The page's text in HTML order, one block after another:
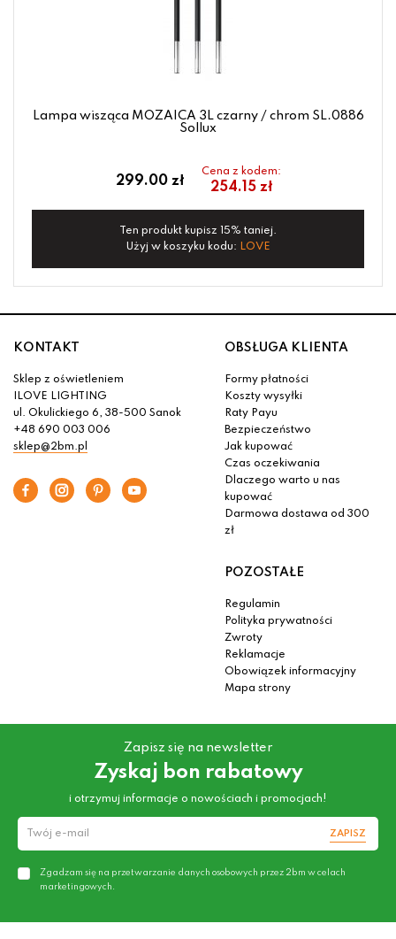
Lampa wisząca MOZAICA 3L czarny / chrom SL.0886
Sollux
299.00 zł
Cena z kodem:
254.15 zł
Ten produkt kupisz 15% taniej.
Użyj w koszyku kodu: LOVE
KONTAKT
Sklep z oświetleniem
ILOVE LIGHTING
ul. Okulickiego 6, 38-500 Sanok
+48 690 003 006
sklep@2bm.pl
OBSŁUGA KLIENTA
Formy płatności
Koszty wysyłki
Raty Payu
Bezpieczeństwo
Jak kupować
Czas oczekiwania
Dlaczego warto u nas
kupować
Darmowa dostawa od 300
zł
POZOSTAŁE
Regulamin
Polityka prywatności
Zwroty
Reklamacje
Obowiązek informacyjny
Mapa strony
Zapisz się na newsletter
Zyskaj bon rabatowy
i otrzymuj informacje o nowościach i promocjach!
ZAPISZ
Zgadzam się na przetwarzanie danych osobowych przez 2bm w celach
marketingowych.